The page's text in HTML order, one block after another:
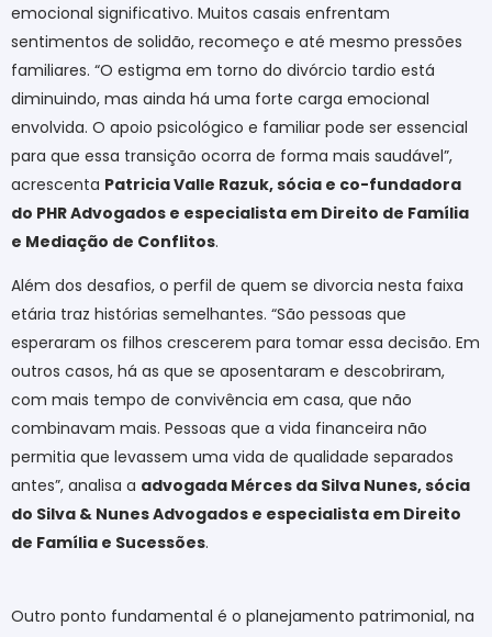
emocional significativo. Muitos casais enfrentam
sentimentos de solidão, recomeço e até mesmo pressões
familiares. “O estigma em torno do divórcio tardio está
diminuindo, mas ainda há uma forte carga emocional
envolvida. O apoio psicológico e familiar pode ser essencial
para que essa transição ocorra de forma mais saudável”,
acrescenta Patricia Valle Razuk, sócia e co-fundadora
do PHR Advogados e especialista em Direito de Família
e Mediação de Conflitos.
Além dos desafios, o perfil de quem se divorcia nesta faixa
etária traz histórias semelhantes. “São pessoas que
esperaram os filhos crescerem para tomar essa decisão. Em
outros casos, há as que se aposentaram e descobriram,
com mais tempo de convivência em casa, que não
combinavam mais. Pessoas que a vida financeira não
permitia que levassem uma vida de qualidade separados
antes”, analisa a advogada Mérces da Silva Nunes, sócia
do Silva & Nunes Advogados e especialista em Direito
de Família e Sucessões.
Outro ponto fundamental é o planejamento patrimonial, na